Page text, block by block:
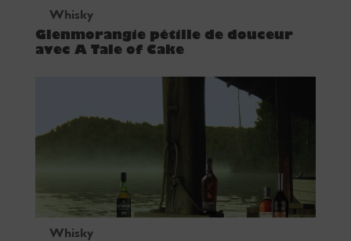
Whisky
Glenmorangie pétille de douceur
avec A Tale of Cake
Whisky